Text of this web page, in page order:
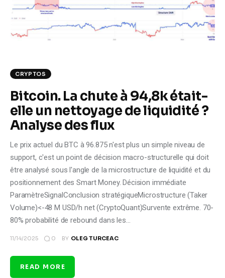
Climate
Markets
Shop
CRYPTOS
Bitcoin. La chute à 94,8k était-
elle un nettoyage de liquidité ?
Analyse des flux
Le prix actuel du BTC à 96.875 n'est plus un simple niveau de
support, c'est un point de décision macro-structurelle qui doit
être analysé sous l'angle de la microstructure de liquidité et du
positionnement des Smart Money. Décision immédiate
ParamètreSignalConclusion stratégiqueMicrostructure (Taker
Volume)<-48 M USD/h net (CryptoQuant)Survente extrême. 70-
80% probabilité de rebound dans les…
11/14/2025 0 BY OLEG TURCEAC
READ MORE